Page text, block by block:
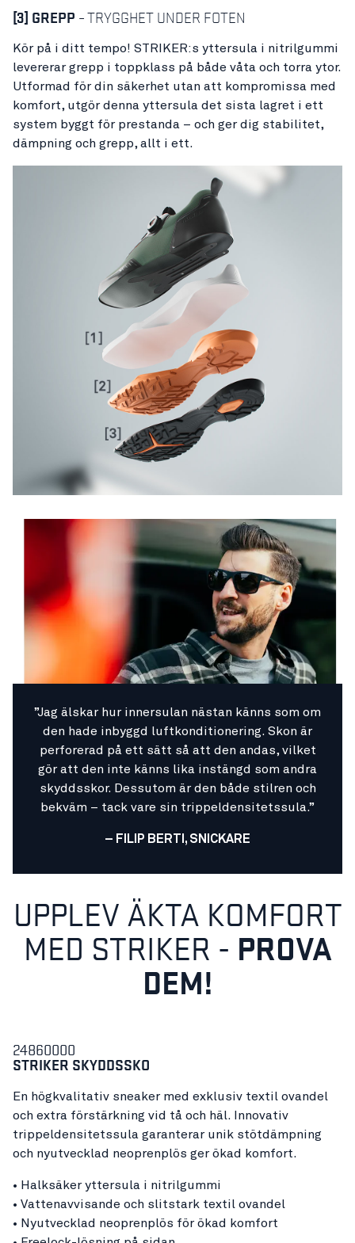
[3] GREPP – TRYGGHET UNDER FOTEN
Kör på i ditt tempo! STRIKER:s yttersula i nitrilgummi
levererar grepp i toppklass på både våta och torra ytor.
Utformad för din säkerhet utan att kompromissa med
komfort, utgör denna yttersula det sista lagret i ett
system byggt för prestanda – och ger dig stabilitet,
dämpning och grepp, allt i ett.
”Jag älskar hur innersulan nästan känns som om
den hade inbyggd luftkonditionering. Skon är
perforerad på ett sätt så att den andas, vilket
gör att den inte känns lika instängd som andra
skyddsskor. Dessutom är den både stilren och
bekväm – tack vare sin trippeldensitetssula.”
– FILIP BERTI, SNICKARE
UPPLEV ÄKTA KOMFORT
MED STRIKER - PROVA
DEM!
24860000
STRIKER SKYDDSSKO
En högkvalitativ sneaker med exklusiv textil ovandel
och extra förstärkning vid tå och häl. Innovativ
trippeldensitetssula garanterar unik stötdämpning
och nyutvecklad neoprenplös ger ökad komfort.
• Halksäker yttersula i nitrilgummi
• Vattenavvisande och slitstark textil ovandel
• Nyutvecklad neoprenplös för ökad komfort